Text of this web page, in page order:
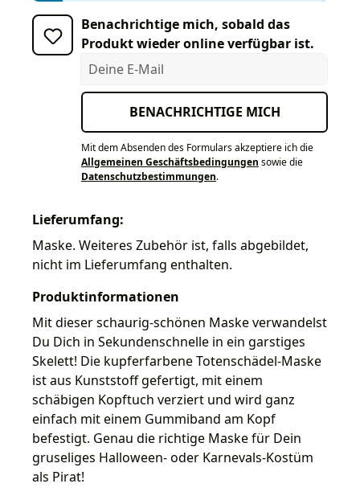
Benachrichtige mich, sobald das
Produkt wieder online verfügbar ist.
Deine E-Mail
BENACHRICHTIGE MICH
Mit dem Absenden des Formulars akzeptiere ich die
Allgemeinen Geschäftsbedingungen sowie die
Datenschutzbestimmungen.
Lieferumfang:
Maske. Weiteres Zubehör ist, falls abgebildet,
nicht im Lieferumfang enthalten.
Produktinformationen
Mit dieser schaurig-schönen Maske verwandelst
Du Dich in Sekundenschnelle in ein garstiges
Skelett! Die kupferfarbene Totenschädel-Maske
ist aus Kunststoff gefertigt, mit einem
schäbigen Kopftuch verziert und wird ganz
einfach mit einem Gummiband am Kopf
befestigt. Genau die richtige Maske für Dein
gruseliges Halloween- oder Karnevals-Kostüm
als Pirat!